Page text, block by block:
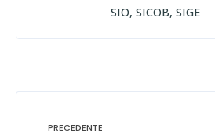
SIO, SICOB, SIGE